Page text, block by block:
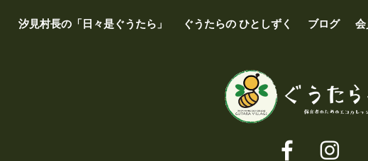
汐見村長の「日々是ぐうたら」 ぐうたらの ひとしずく ブログ 会